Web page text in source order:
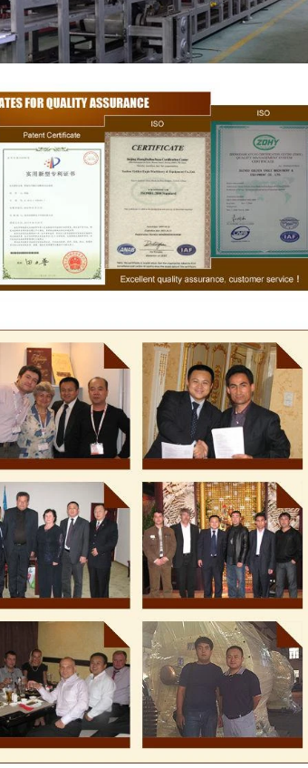
巧克力塊生產線
巧克力塊是最簡單、最受歡迎的巧克力之一。巧
克力塊的生產需要巧克力原料加工設備和成型設
備。先將融化罐中的固體脂肪融化，將砂糖倒入
糖磨機中粉碎備用。然後用幫浦將液體脂肪轉移
到攪拌機中，手動將可可粉移入攪拌機中攪拌。
攪拌機中還需要巧克力的其他成分，如奶粉、乳
清粉等。混合後的物料經由幫浦輸送到精磨機進
拌，達到均質、乳化、脫臭的效果。 10-12 小時
後，巧克力被研磨至 25 微米以下。泵將磨碎的
物質從精煉機轉移到儲罐中，以進行下一步的成
型和生產。如果是真巧克力，就需要調溫機來調
節溫度。巧克力漿透過泵浦從儲料槽輸送至調溫
機，調溫後的巧克力漿經由壓力輸送至成型機進
行成型。